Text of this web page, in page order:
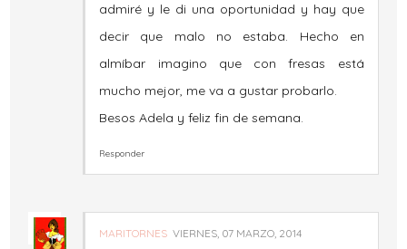
admiré y le di una oportunidad y hay que
decir que malo no estaba. Hecho en
almíbar imagino que con fresas está
mucho mejor, me va a gustar probarlo.
Besos Adela y feliz fin de semana.
Responder
MARITORNES VIERNES, 07 MARZO, 2014